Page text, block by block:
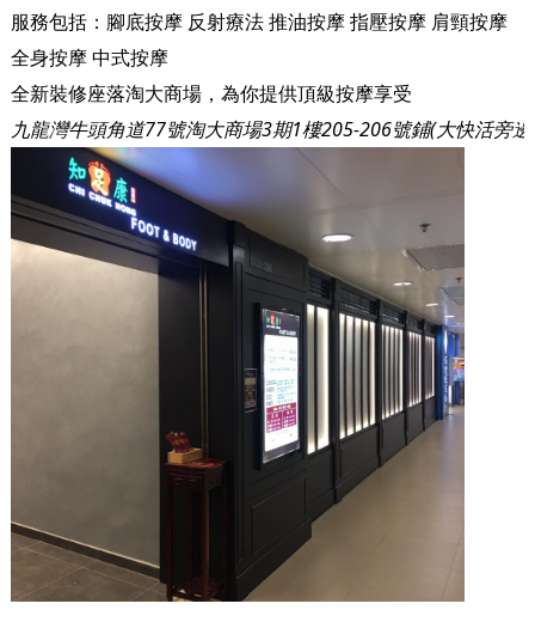
服務包括： 腳底按摩 反射療法推油按摩指壓按摩 肩頸按摩
全身按摩中式按摩
全新裝修座落淘大商場，為你提供頂級按摩享受
九龍灣牛頭角道77號淘大商場3期1樓205-206號鋪(大快活旁